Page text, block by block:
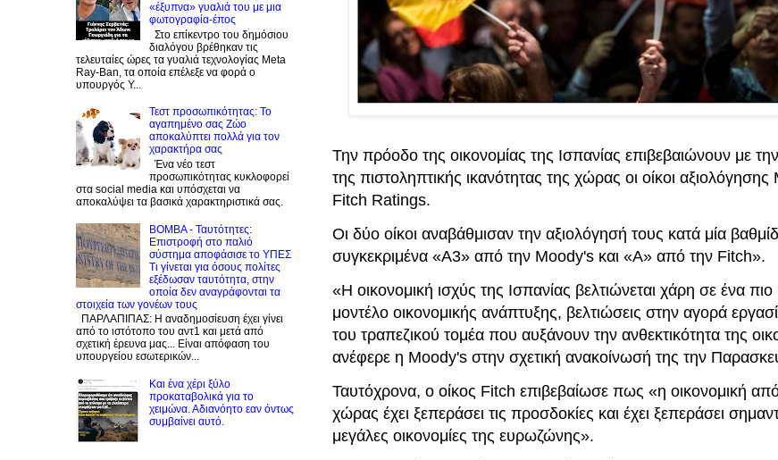
Την πρόοδο της οικονομίας της Ισπανίας επιβεβαιώνουν με
της πιστοληπτικής ικανότητας της χώρας οι οίκοι αξιολόγησης
Fitch Ratings.
Οι δύο οίκοι αναβάθμισαν την αξιολόγησή τους κατά μία
συγκεκριμένα «A3» από την Moody's και «A» από την Fitch».
«Η οικονομική ισχύς της Ισπανίας βελτιώνεται χάρη σε ένα
μοντέλο οικονομικής ανάπτυξης, βελτιώσεις στην αγορά
του τραπεζικού τομέα που αυξάνουν την ανθεκτικότητα της
ανέφερε η Moody's στην σχετική ανακοίνωσή της την
Ταυτόχρονα, ο οίκος Fitch επιβεβαίωσε πως «η οικονομική
χώρας έχει ξεπεράσει τις προσδοκίες και έχει ξεπεράσει
μεγάλες οικονομίες της ευρωζώνης».
«έξυπνα» γυαλιά του με μια
φωτογραφία-έπος
Στο επίκεντρο του δημόσιου
διαλόγου βρέθηκαν τις
τελευταίες ώρες τα γυαλιά τεχνολογίας Meta
Ray-Ban, τα οποία επέλεξε να φορά ο
υπουργός Υ...
Τεστ προσωπικότητας: Το
αγαπημένο σας Zώο
αποκαλύπτει πολλά για τον
χαρακτήρα σας
Ένα νέο τεστ
προσωπικότητας κυκλοφορεί
στα social media και υπόσχεται να
αποκαλύψει τα βασικά χαρακτηριστικά σας.
BOMBA - Ταυτότητες:
Eπιστροφή στο παλιό
σύστημα αποφάσισε το ΥΠΕΣ
Τι γίνεται για όσους πολίτες
εξέδωσαν ταυτότητα, στην
οποία δεν αναγράφονται τα
στοιχεία των γονέων τους
ΠΑΡΛΑΠΙΠΑΣ: Η αναδημοσίευση έχει γίνει
από το ιστότοπο του αντ1 και μετά από
σχετική έρευνα μας... Είναι απόφαση του
υπουργείου εσωτερικών...
Και ένα χέρι ξύλο
προκαταβολικά για το
χειμώνα. Αδιανόητο εαν όντως
συμβαίνει αυτό.